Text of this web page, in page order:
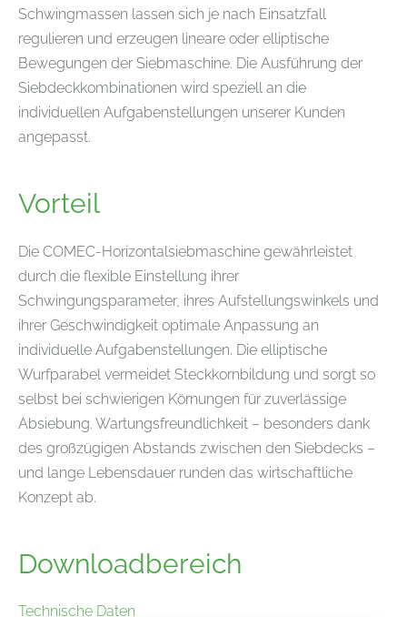
Schwingmassen lassen sich je nach Einsatzfall
regulieren und erzeugen lineare oder elliptische
Bewegungen der Siebmaschine. Die Ausführung der
Siebdeckkombinationen wird speziell an die
individuellen Aufgabenstellungen unserer Kunden
angepasst.
Vorteil
Die COMEC-Horizontalsiebmaschine gewährleistet
durch die flexible Einstellung ihrer
Schwingungsparameter, ihres Aufstellungswinkels und
ihrer Geschwindigkeit optimale Anpassung an
individuelle Aufgabenstellungen. Die elliptische
Wurfparabel vermeidet Steckkornbildung und sorgt so
selbst bei schwierigen Körnungen für zuverlässige
Absiebung. Wartungsfreundlichkeit – besonders dank
des großzügigen Abstands zwischen den Siebdecks –
und lange Lebensdauer runden das wirtschaftliche
Konzept ab.
Downloadbereich
Technische Daten